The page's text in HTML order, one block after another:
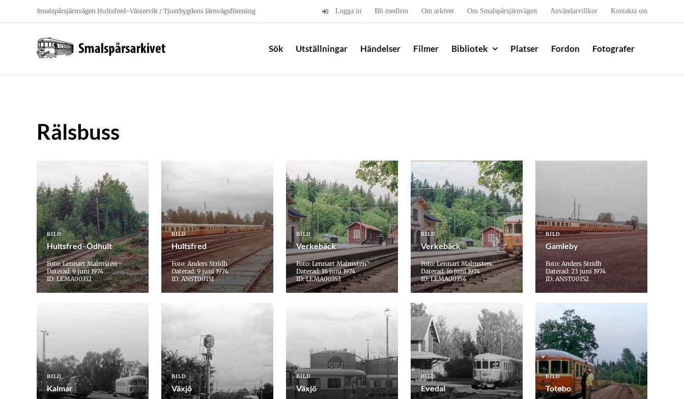
Smalspårsjärnvägen Hultsfred–Västervik / Tjustbygdens Järnvägsförening Logga in Bli medlem Om arkivet Om Smalspårsjärnvägen Användarvillkor Kontakta oss
Sök Utställningar Händelser Filmer Bibliotek Platser Fordon Fotografer
Rälsbuss
BILD
Hultsfred–Ödhult
Foto: Lennart Malmsten
Daterad: 9 juni 1974
ID: LEMA00352
BILD
Hultsfred
Foto: Anders Stridh
Daterad: 9 juni 1974
ID: ANST00151
BILD
Verkebäck
Foto: Lennart Malmsten
Daterad: 16 juni 1974
ID: LEMA00353
BILD
Verkebäck
Foto: Lennart Malmsten
Daterad: 16 juni 1974
ID: LEMA00354
BILD
Gamleby
Foto: Anders Stridh
Daterad: 23 juni 1974
ID: ANST00152
BILD
Kalmar
BILD
Växjö
BILD
Växjö
BILD
Evedal
BILD
Totebo